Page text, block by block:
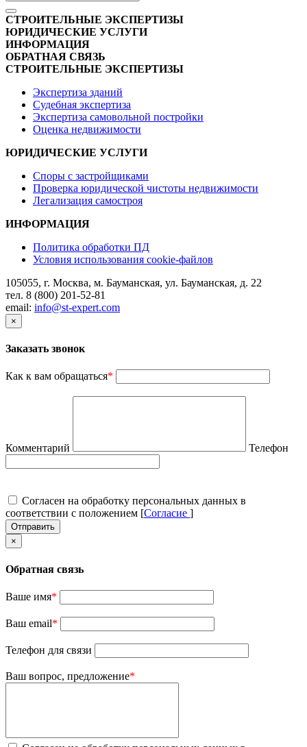
СТРОИТЕЛЬНЫЕ ЭКСПЕРТИЗЫ
ЮРИДИЧЕСКИЕ УСЛУГИ
ИНФОРМАЦИЯ
ОБРАТНАЯ СВЯЗЬ
СТРОИТЕЛЬНЫЕ ЭКСПЕРТИЗЫ
Экспертиза зданий
Судебная экспертиза
Экспертиза самовольной постройки
Оценка недвижимости
ЮРИДИЧЕСКИЕ УСЛУГИ
Споры с застройщиками
Проверка юридической чистоты недвижимости
Легализация самостроя
ИНФОРМАЦИЯ
Политика обработки ПД
Условия использования cookie-файлов
105055, г. Москва, м. Бауманская, ул. Бауманская, д. 22
тел. 8 (800) 201-52-81
email: info@st-expert.com
×
Заказать звонок
Как к вам обращаться*
Комментарий Телефон
Согласен на обработку персональных данных в
соответствии с положением [Согласие ]
Отправить
×
Обратная связь
Ваше имя*
Ваш email*
Телефон для связи
Ваш вопрос, предложение*